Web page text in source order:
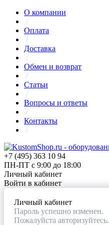
О компании
/
Оплата
/
Доставка
/
Обмен и возврат
/
Статьи
/
Вопросы и ответы
/
Контакты
/
+7 (495) 363 10 94
ПН-ПТ с 9:00 до 18:00
Личный кабинет
Войти в кабинет
Личный кабинет
Пароль успешно изменен.
Пожалуйста авторизуйтесь.